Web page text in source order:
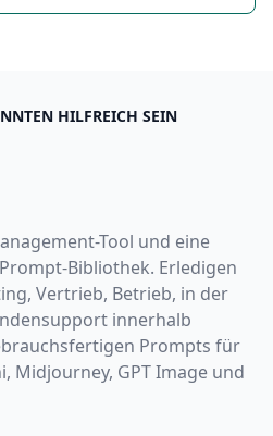
HILFREICH SEIN
Tool und eine
Bibliothek. Erledigen
Vertrieb, Betrieb, in der
innerhalb
Prompts für
Midjourney, GPT Image und